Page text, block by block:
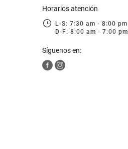
Horarios atención
L-S: 7:30 am - 8:00 pm
D-F: 8:00 am - 7:00 pm
Síguenos en: